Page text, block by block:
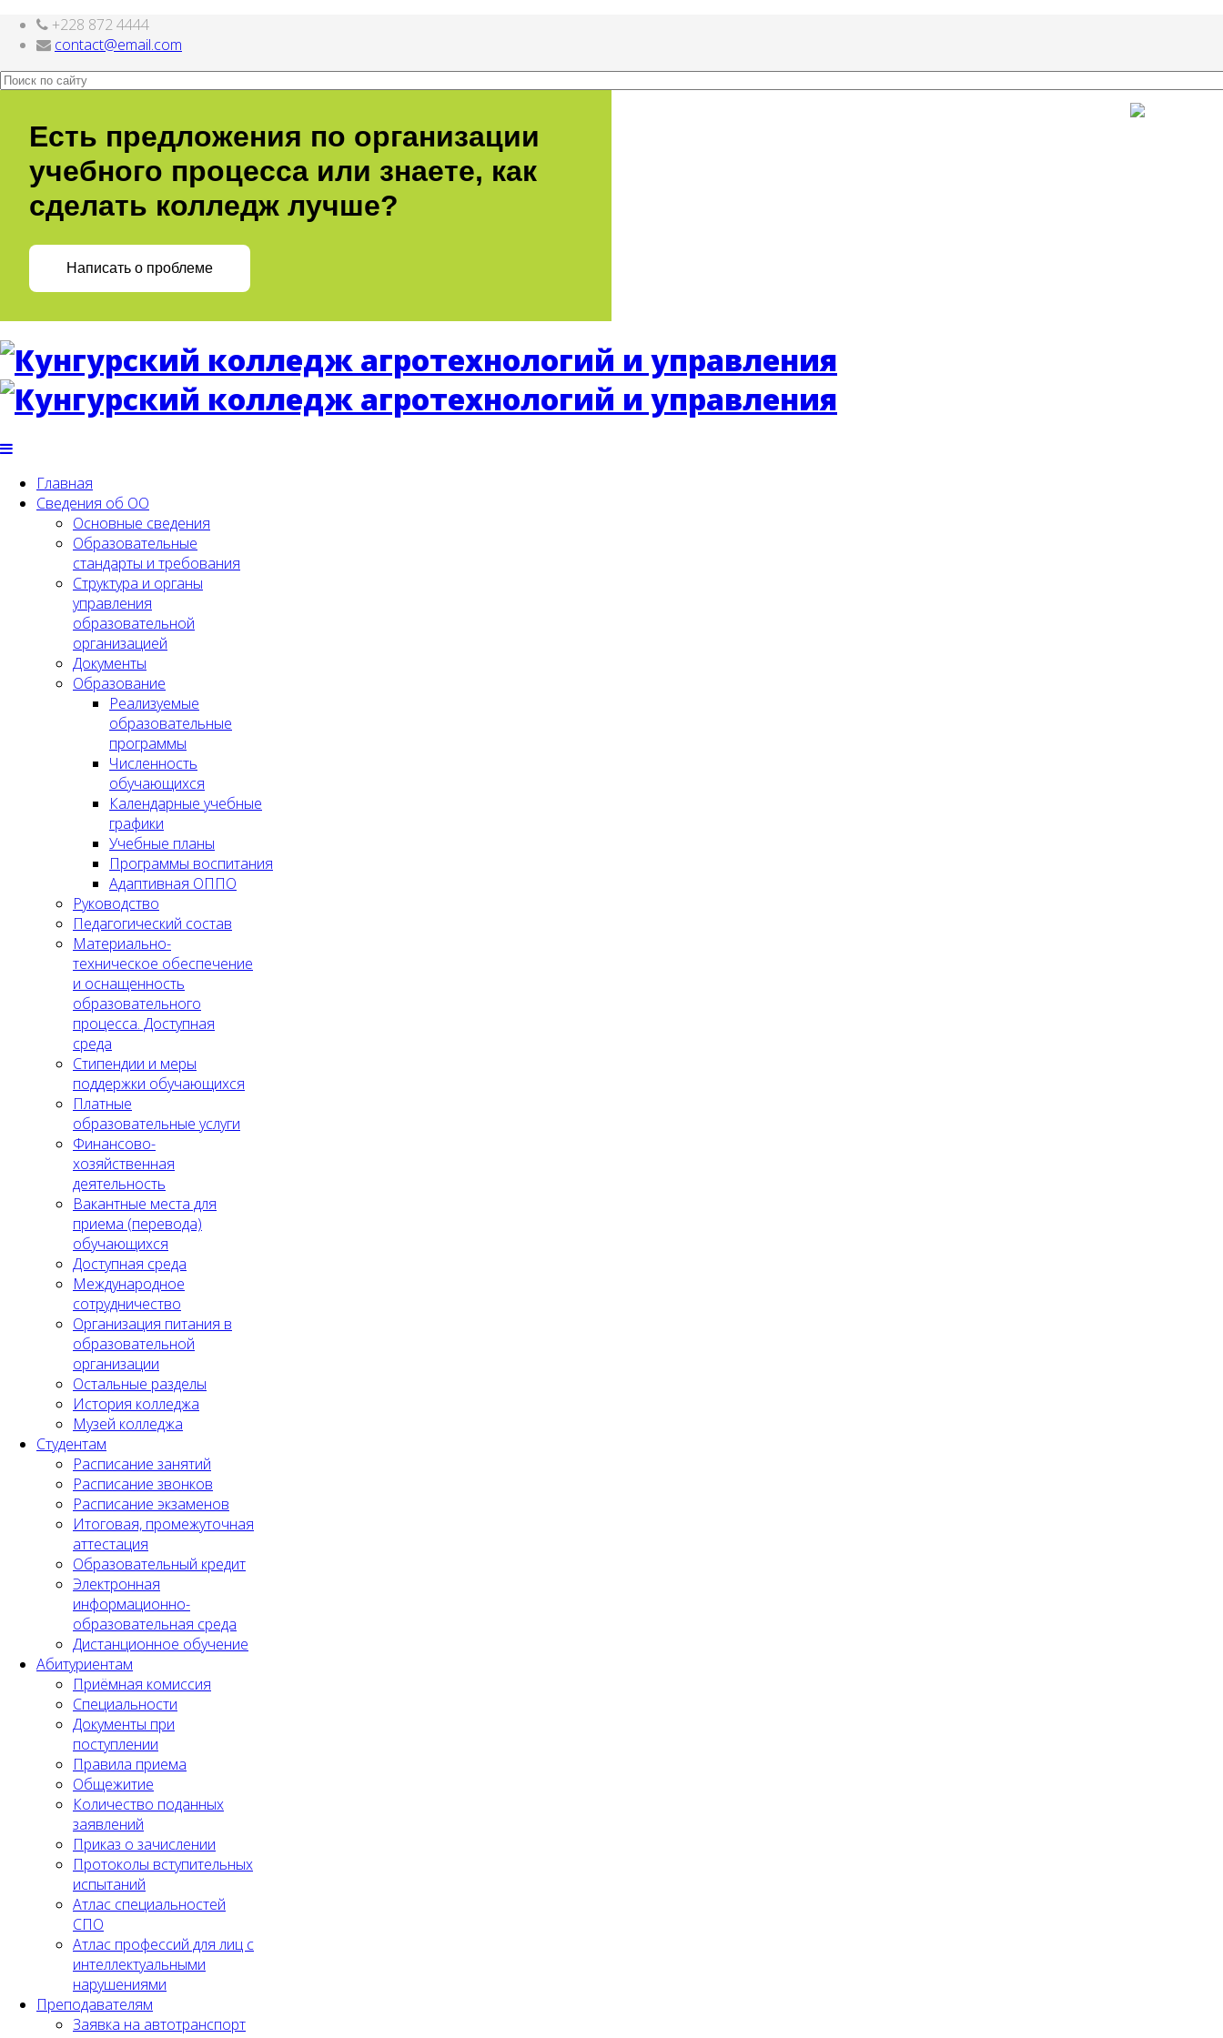
Здесь нашел интересный
+228 872 4444
contact@email.com
Есть предложения по организации
учебного процесса или знаете, как
сделать колледж лучше?
Написать о проблеме
Главная
Сведения об ОО
Основные сведения
Образовательные
стандарты и требования
Структура и органы
управления
образовательной
организацией
Документы
Образование
Реализуемые
образовательные
программы
Численность
обучающихся
Календарные учебные
графики
Учебные планы
Программы воспитания
Адаптивная ОППО
Руководство
Педагогический состав
Материально-
техническое обеспечение
и оснащенность
образовательного
процесса. Доступная
среда
Стипендии и меры
поддержки обучающихся
Платные
образовательные услуги
Финансово-
хозяйственная
деятельность
Вакантные места для
приема (перевода)
обучающихся
Доступная среда
Международное
сотрудничество
Организация питания в
образовательной
организации
Остальные разделы
История колледжа
Музей колледжа
Студентам
Расписание занятий
Расписание звонков
Расписание экзаменов
Итоговая, промежуточная
аттестация
Образовательный кредит
Электронная
информационно-
образовательная среда
Дистанционное обучение
Абитуриентам
Приёмная комиссия
Специальности
Документы при
поступлении
Правила приема
Общежитие
Количество поданных
заявлений
Приказ о зачислении
Протоколы вступительных
испытаний
Атлас специальностей
СПО
Атлас профессий для лиц с
интеллектуальными
нарушениями
Преподавателям
Заявка на автотранспорт